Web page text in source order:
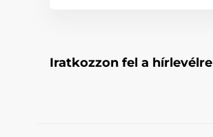
Iratkozzon fel a hírlevélre